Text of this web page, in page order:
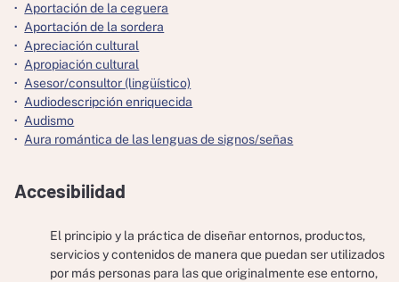
Aportación de la ceguera
Aportación de la sordera
Apreciación cultural
Apropiación cultural
Asesor/consultor (lingüístico)
Audiodescripción enriquecida
Audismo
Aura romántica de las lenguas de signos/señas
Accesibilidad
El principio y la práctica de diseñar entornos, productos,
servicios y contenidos de manera que puedan ser utilizados
por más personas para las que originalmente ese entorno,